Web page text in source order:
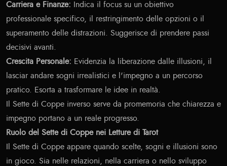
Carriera e Finanze: Indica il focus su un obiettivo
professionale specifico, il restringimento delle opzioni o il
superamento delle distrazioni. Suggerisce di prendere passi
decisivi avanti.
Crescita Personale: Evidenzia la liberazione dalle illusioni, il
lasciar andare sogni irrealistici e l'impegno a un percorso
pratico. Esorta a trasformare le idee in realtà.
Il Sette di Coppe inverso serve da promemoria che chiarezza e
impegno portano a un reale progresso.
Ruolo del Sette di Coppe nei Letture di Tarot
Il Sette di Coppe appare quando scelte, sogni e illusioni sono
in gioco. Sia nelle relazioni, nella carriera o nello sviluppo